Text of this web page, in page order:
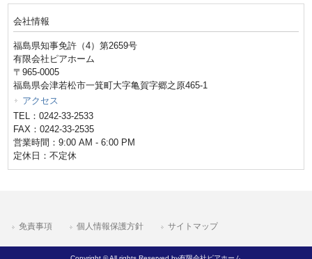
会社情報
福島県知事免許（4）第2659号
有限会社ピアホーム
〒965-0005
福島県会津若松市一箕町大字亀賀字郷之原465-1
アクセス
TEL：0242-33-2533
FAX：0242-33-2535
営業時間：9:00 AM - 6:00 PM
定休日：不定休
免責事項 個人情報保護方針 サイトマップ